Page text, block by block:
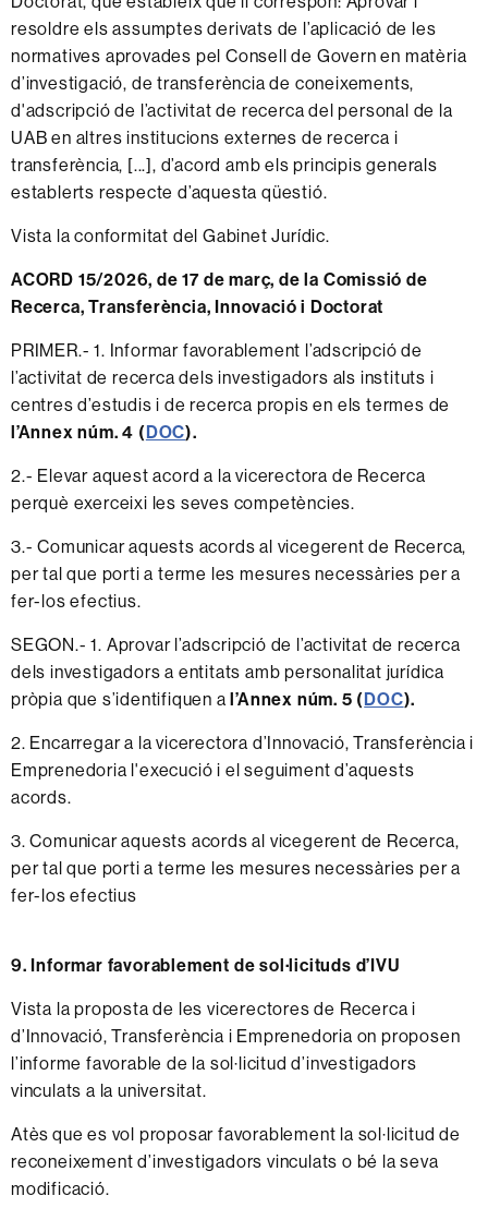
resoldre els assumptes derivats de l’aplicació de les
normatives aprovades pel Consell de Govern en matèria
d’investigació, de transferència de coneixements,
d'adscripció de l’activitat de recerca del personal de la
UAB en altres institucions externes de recerca i
transferència, [...], d’acord amb els principis generals
establerts respecte d’aquesta qüestió.
Vista la conformitat del Gabinet Jurídic.
ACORD 15/2026, de 17 de març, de la Comissió de
Recerca, Transferència, Innovació i Doctorat
PRIMER.- 1. Informar favorablement l’adscripció de
l’activitat de recerca dels investigadors als instituts i
centres d’estudis i de recerca propis en els termes de
l’Annex núm. 4 (DOC).
2.- Elevar aquest acord a la vicerectora de Recerca
perquè exerceixi les seves competències.
3.- Comunicar aquests acords al vicegerent de Recerca,
per tal que porti a terme les mesures necessàries per a
fer-los efectius.
SEGON.- 1. Aprovar l’adscripció de l’activitat de recerca
dels investigadors a entitats amb personalitat jurídica
pròpia que s’identifiquen al’Annex núm. 5 (DOC).
2. Encarregar a la vicerectora d’Innovació, Transferència i
Emprenedoria l'execució i el seguiment d’aquests
acords.
3. Comunicar aquests acords al vicegerent de Recerca,
per tal que porti a terme les mesures necessàries per a
fer-los efectius
9. Informar favorablement de sol·licituds d’IVU
Vista la proposta de les vicerectores de Recerca i
d’Innovació, Transferència i Emprenedoria on proposen
l’informe favorable de la sol·licitud d’investigadors
vinculats a la universitat.
Atès que es vol proposar favorablement la sol·licitud de
reconeixement d’investigadors vinculats o bé la seva
modificació.